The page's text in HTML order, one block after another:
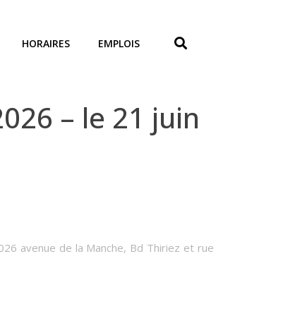
HORAIRES EMPLOIS
– le 21 juin
avenue de la Manche, Bd Thiriez et rue